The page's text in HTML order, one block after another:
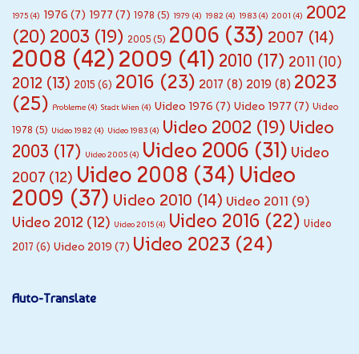
1975 (4) 1976 (7) 1977 (7) 1978 (5) 1979 (4) 1982 (4) 1983 (4) 2001 (4) 2002
(20) 2003 (19) 2005 (5) 2006 (33) 2007 (14)
2008 (42) 2009 (41) 2010 (17) 2011 (10)
2012 (13) 2015 (6) 2016 (23) 2017 (8) 2019 (8) 2023
(25) Probleme (4) Stadt Wien (4) Video 1976 (7) Video 1977 (7) Video
1978 (5) Video 1982 (4) Video 1983 (4) Video 2002 (19) Video
2003 (17) Video 2005 (4) Video 2006 (31) Video
2007 (12) Video 2008 (34) Video
2009 (37) Video 2010 (14) Video 2011 (9)
Video 2012 (12) Video 2015 (4) Video 2016 (22) Video
2017 (6) Video 2019 (7) Video 2023 (24)
Auto-Translate